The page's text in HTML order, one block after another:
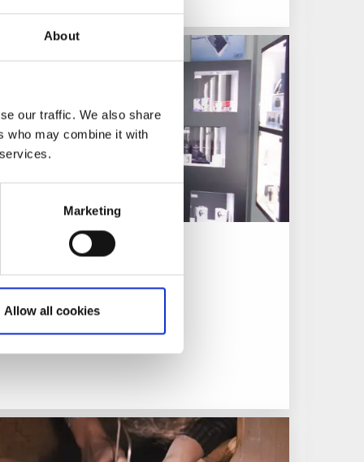
About
our traffic. We also share
who may combine it with
Marketing
Allow all cookies